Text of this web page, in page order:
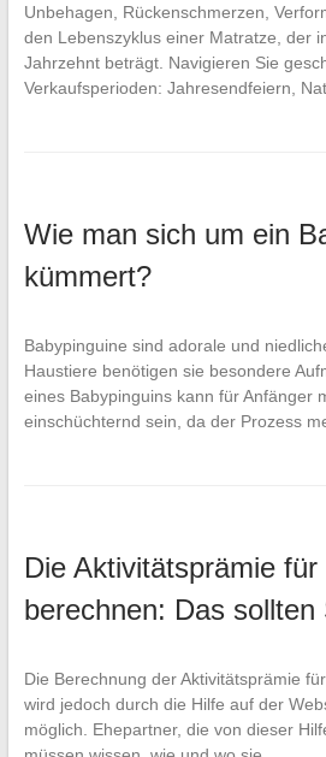
Unbehagen, Rückenschmerzen,
den Lebenszyklus einer Matratze, der
Jahrzehnt beträgt. Navigieren Sie
Verkaufsperioden: Jahresendfeiern,
Wie man sich um ein
kümmert?
Babypinguine sind adorale und
Haustiere benötigen sie besondere
eines Babypinguins kann für Anfänger
einschüchternd sein, da der Prozess
Die Aktivitätsprämie für
berechnen: Das sollten
Die Berechnung der Aktivitätsprämie
wird jedoch durch die Hilfe auf der
möglich. Ehepartner, die von dieser